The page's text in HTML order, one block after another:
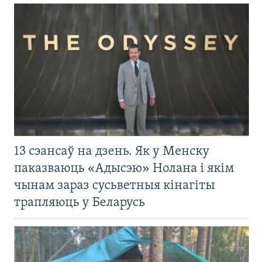
13 сэансаў на дзень. Як у Менску
паказваюць «Адысэю» Нолана і якім
чынам зараз сусьветныя кінагіты
трапляюць у Беларусь